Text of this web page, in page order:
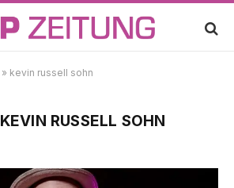
» kevin russell sohn
KEVIN RUSSELL SOHN